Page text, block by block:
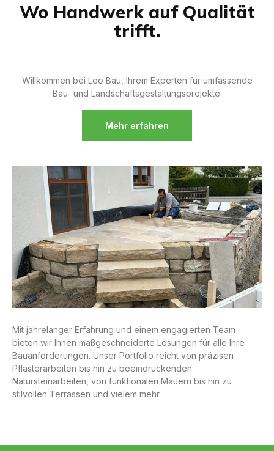
Mit jahrelanger Erfahrung und einem engagierten Team
bieten wir Ihnen maßgeschneiderte Lösungen für alle Ihre
Bauanforderungen. Unser Portfolio reicht von präzisen
Pflasterarbeiten bis hin zu beeindruckenden
Natursteinarbeiten, von funktionalen Mauern bis hin zu
stilvollen Terrassen und vielem mehr.
Wo Handwerk auf Qualität
trifft.
Willkommen bei Leo Bau, Ihrem Experten für umfassende
Bau- und Landschaftsgestaltungsprojekte.
Mehr erfahren